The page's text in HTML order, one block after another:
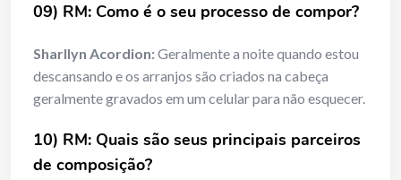
09) RM: Como é o seu processo de compor?
Sharllyn Acordion:Geralmente a noite quando estou
descansando e os arranjos são criados na cabeça
geralmente gravados em um celular para não esquecer.
10) RM: Quais são seus principais parceiros
de composição?